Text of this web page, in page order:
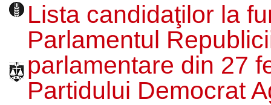
Lista candidaţilor la
Parlamentul
parlamentare din 27
Partidului Democrat